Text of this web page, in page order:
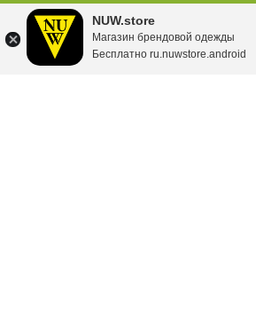
NUW.store
Магазин брендовой одежды
Бесплатно ru.nuwstore.android